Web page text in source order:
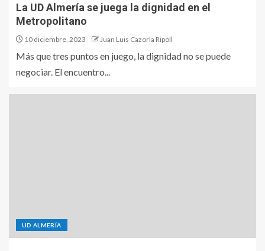
La UD Almería se juega la dignidad en el
Metropolitano
10 diciembre, 2023 Juan Luis Cazorla Ripoll
Más que tres puntos en juego, la dignidad no se puede
negociar. El encuentro...
UD ALMERÍA